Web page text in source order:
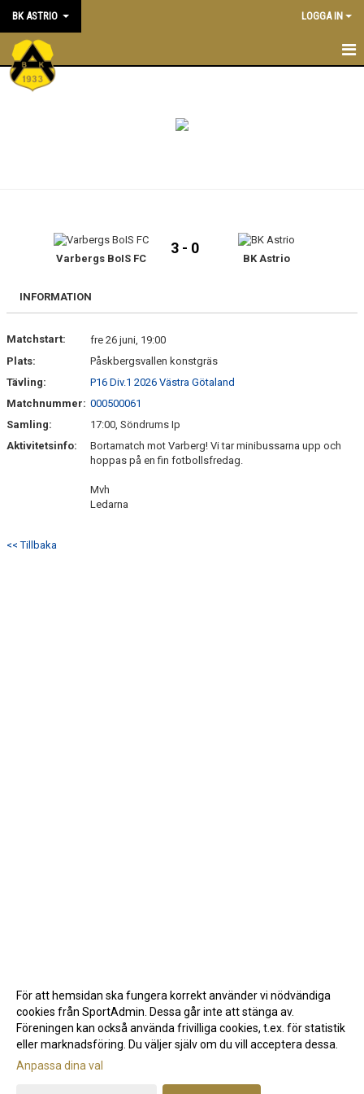
BK ASTRIO LOGGA IN
HEM
MATCHER
BLI MEDLEM
SÖNDRUMS IP
TRYGG I ASTRIO
Varbergs BoIS FC
3 - 0
BK Astrio
INFORMATION
Matchstart:
fre 26 juni, 19:00
Plats:
Påskbergsvallen konstgräs
Tävling:
P16 Div.1 2026 Västra Götaland
Matchnummer: 000500061
Samling:
17:00, Söndrums Ip
Aktivitetsinfo:
Bortamatch mot Varberg! Vi tar minibussarna upp och
hoppas på en fin fotbollsfredag.
Mvh
Ledarna
<< Tillbaka
Gå till Webbversion
För att hemsidan ska fungera korrekt använder vi nödvändiga
cookies från SportAdmin. Dessa går inte att stänga av.
Föreningen kan också använda frivilliga cookies, t.ex. för statistik
eller marknadsföring. Du väljer själv om du vill acceptera dessa.
Anpassa dina val